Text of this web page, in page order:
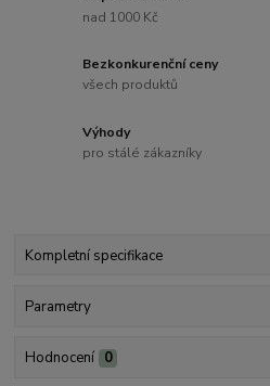
nad 1000 Kč
Bezkonkurenční ceny
všech produktů
Výhody
pro stálé zákazníky
Kompletní specifikace
Parametry
Hodnocení 0